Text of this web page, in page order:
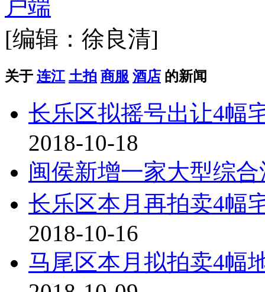
[编辑：徐良清]
关于 连江 土拍 商服 酒店 的新闻
长乐区拟摇号出让4幅
2018-10-18
闽侯新增一家大型综合
长乐区本月再拍卖4幅
2018-10-16
马尾区本月拟拍卖4幅